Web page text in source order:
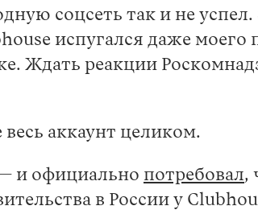
соцсеть так и не
испугался даже моего
реакции
аккаунт целиком.
и официально потребовал,
в России у